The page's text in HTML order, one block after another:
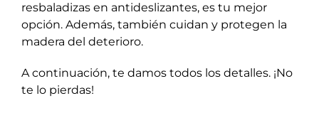
resbaladizas en antideslizantes, es tu mejor
opción. Además, también cuidan y protegen la
madera del deterioro.
A continuación, te damos todos los detalles. ¡No
te lo pierdas!